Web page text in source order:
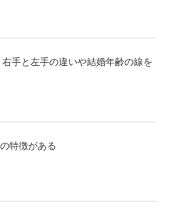
手と左手の違いや結婚年齢の線を
特徴がある